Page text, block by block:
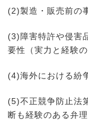
(2)製造・販売前の
(3)障害特許や侵害
要性（実力と経験
(4)海外における紛
(5)不正競争防止法
断も経験のある弁